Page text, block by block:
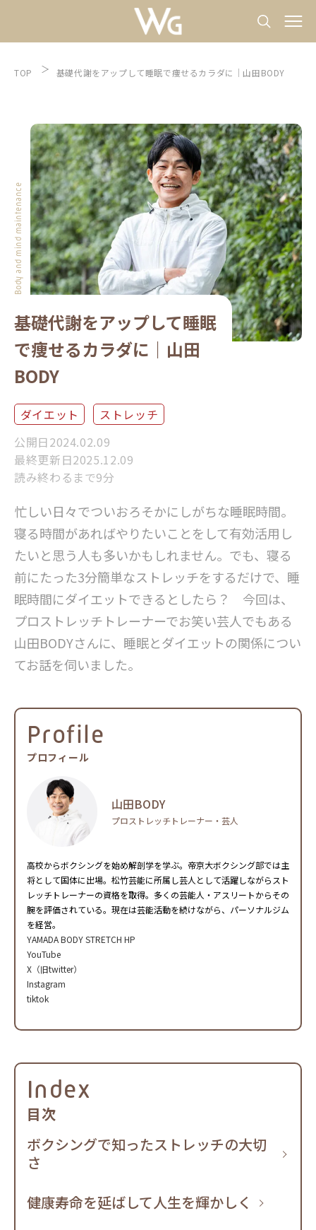
TOP 基礎代謝をアップして睡眠で痩せるカラダに｜山田BODY
Body and mind maintenance
基礎代謝をアップして睡眠
で痩せるカラダに｜山田
BODY
ダイエット
ストレッチ
公開日2024.02.09
最終更新日2025.12.09
読み終わるまで9分
忙しい日々でついおろそかにしがちな睡眠時間。
寝る時間があればやりたいことをして有効活用し
たいと思う人も多いかもしれません。でも、寝る
前にたった3分簡単なストレッチをするだけで、睡
眠時間にダイエットできるとしたら？ 今回は、
プロストレッチトレーナーでお笑い芸人でもある
山田BODYさんに、睡眠とダイエットの関係につい
てお話を伺いました。
Profile
プロフィール
山田BODY
プロストレッチトレーナー・芸人
高校からボクシングを始め解剖学を学ぶ。帝京大ボクシング部では主
将として国体に出場。松竹芸能に所属し芸人として活躍しながらスト
レッチトレーナーの資格を取得。多くの芸能人・アスリートからその
腕を評価されている。現在は芸能活動を続けながら、パーソナルジム
を経営。
YAMADA BODY STRETCH HP
YouTube
X（旧twitter）
Instagram
tiktok
Index
目次
ボクシングで知ったストレッチの大切
さ
健康寿命を延ばして人生を輝かしく